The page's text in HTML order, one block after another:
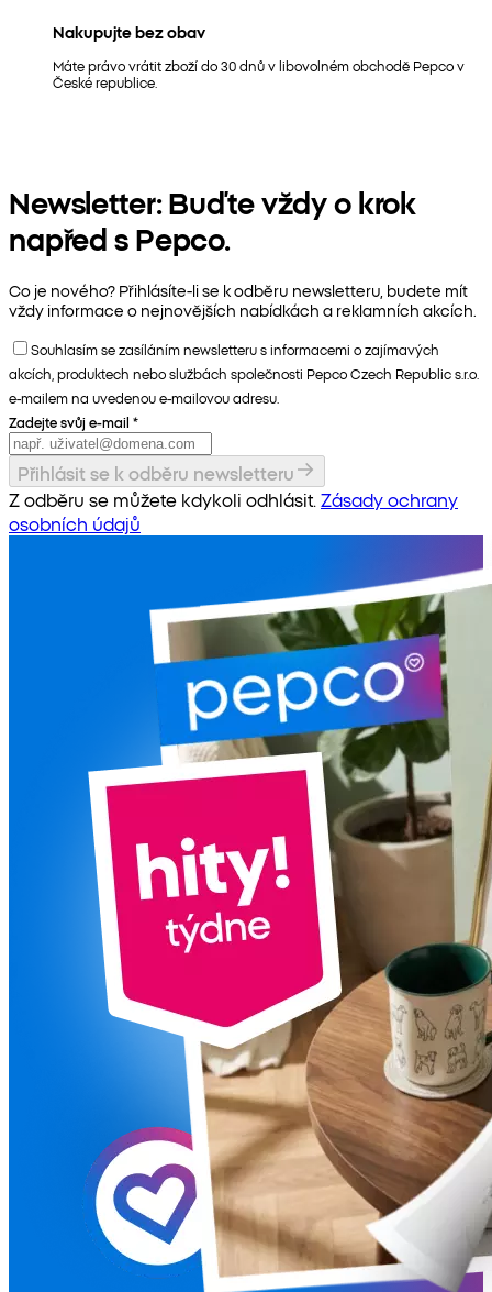
Nakupujte bez obav
Máte právo vrátit zboží do 30 dnů v libovolném obchodě Pepco v
České republice.
Newsletter: Buďte vždy o krok
napřed s Pepco.
Co je nového? Přihlásíte-li se k odběru newsletteru, budete mít
vždy informace o nejnovějších nabídkách a reklamních akcích.
Souhlasím se zasíláním newsletteru s informacemi o zajímavých
akcích, produktech nebo službách společnosti Pepco Czech Republic s.r.o.
e-mailem na uvedenou e-mailovou adresu.
Zadejte svůj e-mail *
Přihlásit se k odběru newsletteru
Z odběru se můžete kdykoli odhlásit. Zásady ochrany
osobních údajů